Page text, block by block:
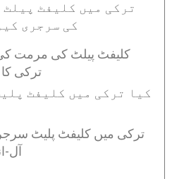
ترکی میں کلیفٹ پیلٹ
کی سرجری
کلیفٹ پیلٹ کی مرمت
ترکی
کیا ترکی میں کلیفٹ
ترکی میں کلیفٹ پلیٹ
آل-